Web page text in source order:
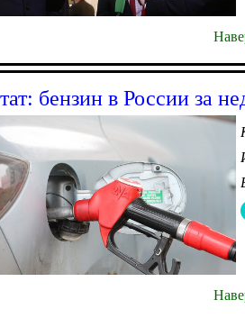
бензин в России за